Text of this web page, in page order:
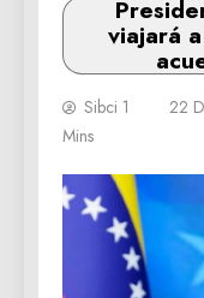
viajará
Sibci 1 22
Mins